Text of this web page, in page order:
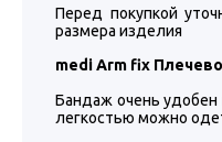
Перед покупкой
размера изделия
medi Arm fix
Бандаж очень удобен
легкостью можно